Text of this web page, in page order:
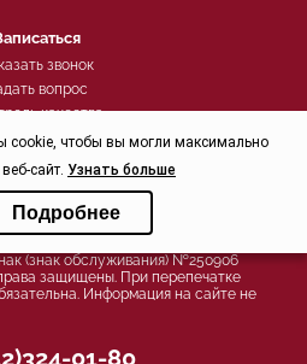
звонок
вопрос
качества
- Стоматология в Санкт-
(знак обслуживания) №250906
защищены. При перепечатке
Информация на сайте не
01-80
cookie, чтобы вы могли максимально
сайт. Узнать больше
Подробнее